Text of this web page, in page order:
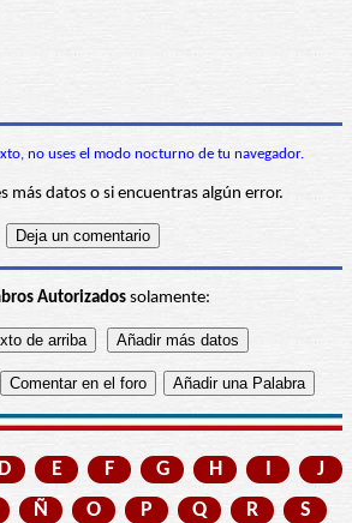
no uses el modo nocturno de tu navegador.
más datos o si encuentras algún error.
Autorizadossolamente:
D E F G H I
J
Ñ O P Q R
S